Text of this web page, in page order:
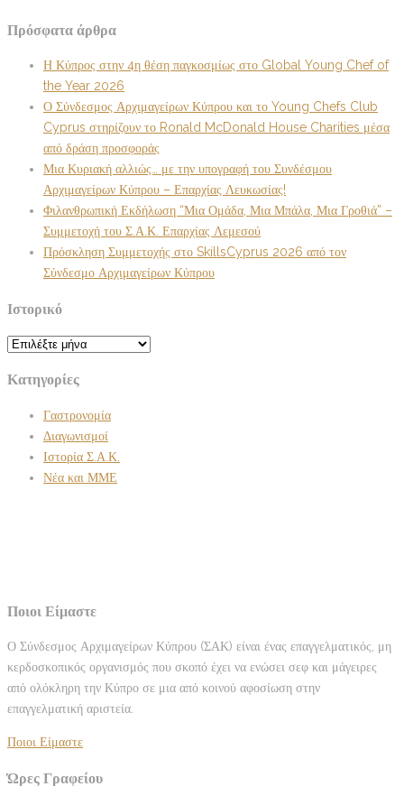
Πρόσφατα άρθρα
Η Κύπρος στην 4η θέση παγκοσμίως στο Global Young Chef of
the Year 2026
Ο Σύνδεσμος Αρχιμαγείρων Κύπρου και το Young Chefs Club
Cyprus στηρίζουν το Ronald McDonald House Charities μέσα
από δράση προσφοράς
Μια Κυριακή αλλιώς… με την υπογραφή του Συνδέσμου
Αρχιμαγείρων Κύπρου – Επαρχίας Λευκωσίας!
Φιλανθρωπική Εκδήλωση “Μια Ομάδα, Μια Μπάλα, Μια Γροθιά” –
Συμμετοχή του Σ.Α.Κ. Επαρχίας Λεμεσού
Πρόσκληση Συμμετοχής στο SkillsCyprus 2026 από τον
Σύνδεσμο Αρχιμαγείρων Κύπρου
Ιστορικό
Ιστορικό
Κατηγορίες
Γαστρονομία
Διαγωνισμοί
Ιστορία Σ.Α.Κ.
Νέα και ΜΜΕ
Ποιοι Είμαστε
Ο Σύνδεσμος Αρχιμαγείρων Κύπρου (ΣΑΚ) είναι ένας επαγγελματικός, μη
κερδοσκοπικός οργανισμός που σκοπό έχει να ενώσει σεφ και μάγειρες
από ολόκληρη την Κύπρο σε μια από κοινού αφοσίωση στην
επαγγελματική αριστεία.
Ποιοι Είμαστε
Ώρες Γραφείου